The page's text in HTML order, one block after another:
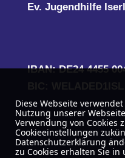
Ev. Jugendhilfe
IBAN: DE24 4455
Diese Webseite
Nutzung unserer
Verwendung von Cookies
Cookieeinstellungen
Datenschutzerklärung
zu Cookies erhalten Sie in